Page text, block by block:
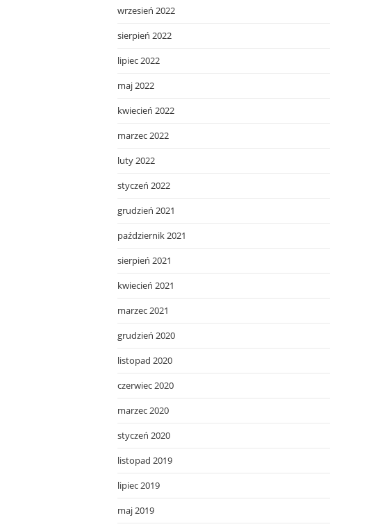
wrzesień 2022
sierpień 2022
lipiec 2022
maj 2022
kwiecień 2022
marzec 2022
luty 2022
styczeń 2022
grudzień 2021
październik 2021
sierpień 2021
kwiecień 2021
marzec 2021
grudzień 2020
listopad 2020
czerwiec 2020
marzec 2020
styczeń 2020
listopad 2019
lipiec 2019
maj 2019